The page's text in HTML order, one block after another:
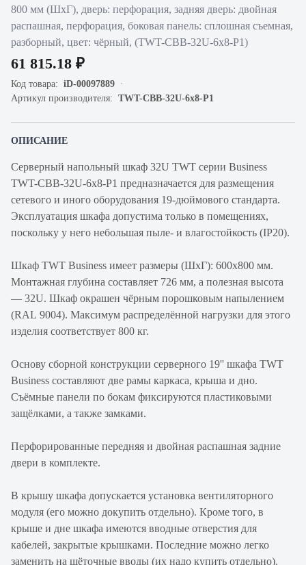
800 мм (ШхГ), дверь: перфорация, задняя дверь: двойная
распашная, перфорация, боковая панель: сплошная съемная,
разборный, цвет: чёрный, (TWT-CBB-32U-6x8-P1)
61 815.18 ₽
Код товара: iD-00097889
Артикул производителя: TWT-CBB-32U-6x8-P1
ОПИСАНИЕ
Серверный напольный шкаф 32U TWT серии Business
TWT-CBB-32U-6x8-P1 предназначается для размещения
сетевого и иного оборудования 19-дюймового стандарта.
Эксплуатация шкафа допустима только в помещениях,
поскольку у него небольшая пыле- и влагостойкость (IP20).
Шкаф TWT Business имеет размеры (ШхГ): 600х800 мм.
Монтажная глубина составляет 726 мм, а полезная высота
— 32U. Шкаф окрашен чёрным порошковым напылением
(RAL 9004). Максимум распределённой нагрузки для этого
изделия соответствует 800 кг.
Основу сборной конструкции серверного 19'' шкафа TWT
Business составляют две рамы каркаса, крыша и дно.
Съёмные панели по бокам фиксируются пластиковыми
защёлками, а также замками.
Перфорированные передняя и двойная распашная задние
двери в комплекте.
В крышу шкафа допускается установка вентиляторного
модуля (его можно докупить отдельно). Кроме того, в
крыше и дне шкафа имеются вводные отверстия для
кабелей, закрытые крышками. Последние можно легко
заменить на щёточные вводы (их надо купить отдельно).